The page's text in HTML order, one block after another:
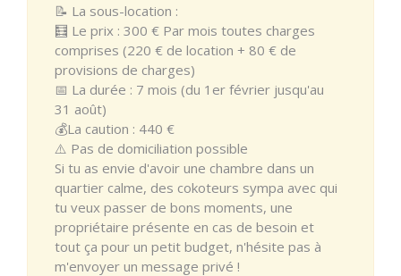
📝 La sous-location :
🧮 Le prix : 300 € Par mois toutes charges
comprises (220 € de location + 80 € de
provisions de charges)
📅 La durée : 7 mois (du 1er février jusqu'au
31 août)
💰La caution : 440 €
⚠️ Pas de domiciliation possible
Si tu as envie d'avoir une chambre dans un
quartier calme, des cokoteurs sympa avec qui
tu veux passer de bons moments, une
propriétaire présente en cas de besoin et
tout ça pour un petit budget, n'hésite pas à
m'envoyer un message privé !